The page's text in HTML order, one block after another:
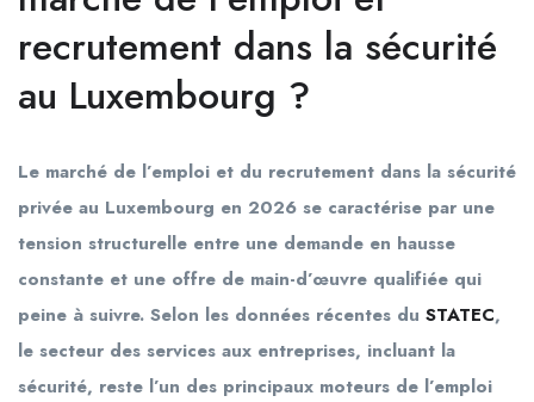
recrutement dans la sécurité
au Luxembourg ?
Le marché de l’emploi et du recrutement dans la sécurité
privée au Luxembourg en 2026 se caractérise par une
tension structurelle entre une demande en hausse
constante et une offre de main-d’œuvre qualifiée qui
peine à suivre. Selon les données récentes du STATEC,
le secteur des services aux entreprises, incluant la
sécurité, reste l’un des principaux moteurs de l’emploi